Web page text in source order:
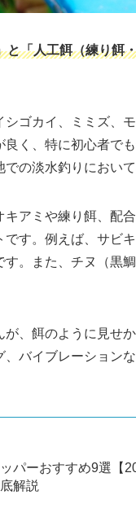
と「人工餌（練り餌
ゴカイ、ミミズ、
く、特に初心者で
の淡水釣りにおいて
アミや練り餌、配
す。例えば、サビ
。また、チヌ（黒
、餌のように見せ
バイブレーション
パーおすすめ9選【
解説